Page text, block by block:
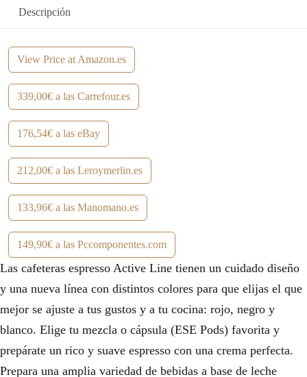
Descripción
View Price at Amazon.es
339,00€ a las Carrefour.es
176,54€ a las eBay
212,00€ a las Leroymerlin.es
133,96€ a las Manomano.es
149,90€ a las Pccomponentes.com
Las cafeteras espresso Active Line tienen un cuidado diseño
y una nueva línea con distintos colores para que elijas el que
mejor se ajuste a tus gustos y a tu cocina: rojo, negro y
blanco. Elige tu mezcla o cápsula (ESE Pods) favorita y
prepárate un rico y suave espresso con una crema perfecta.
Prepara una amplia variedad de bebidas a base de leche